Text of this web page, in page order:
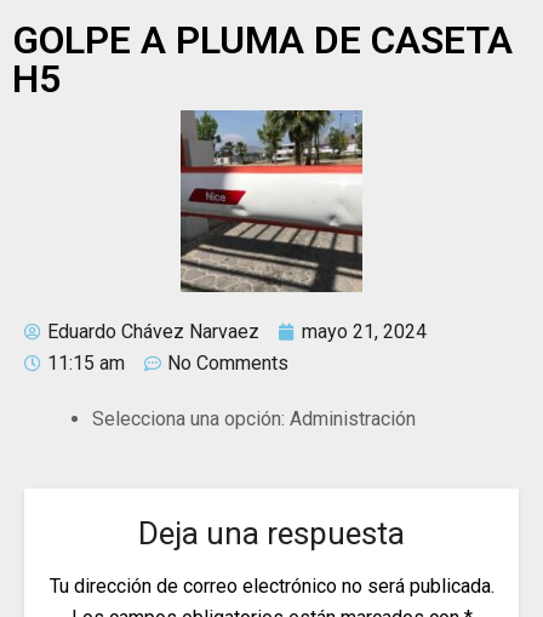
GOLPE A PLUMA DE CASETA
H5
Eduardo Chávez Narvaez
mayo 21, 2024
11:15 am
No Comments
Selecciona una opción: Administración
Deja una respuesta
Tu dirección de correo electrónico no será publicada.